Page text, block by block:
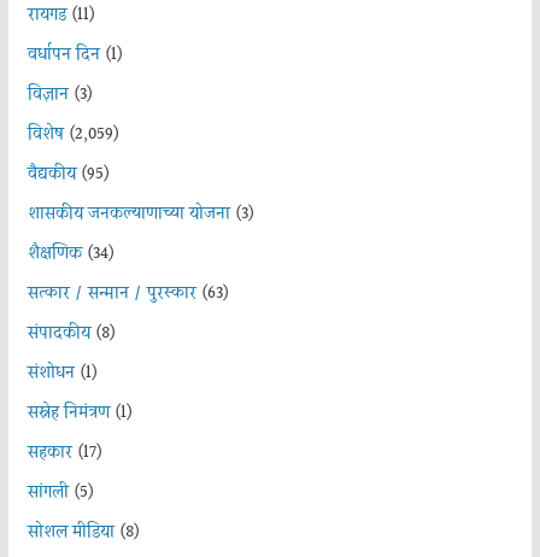
रायगड(11)
वर्धापन दिन(1)
विज्ञान(3)
विशेष(2,059)
वैद्यकीय(95)
शासकीय जनकल्याणाच्या योजना(3)
शैक्षणिक(34)
सत्कार / सन्मान / पुरस्कार(63)
संपादकीय(8)
संशोधन(1)
सस्नेह निमंत्रण(1)
सहकार(17)
सांगली(5)
सोशल मीडिया(8)